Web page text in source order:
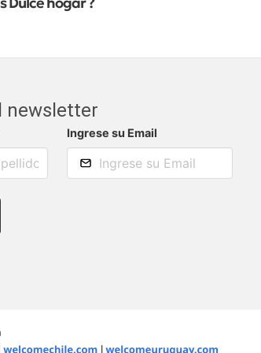
Dulce hogar ?
newsletter
Ingrese su Email